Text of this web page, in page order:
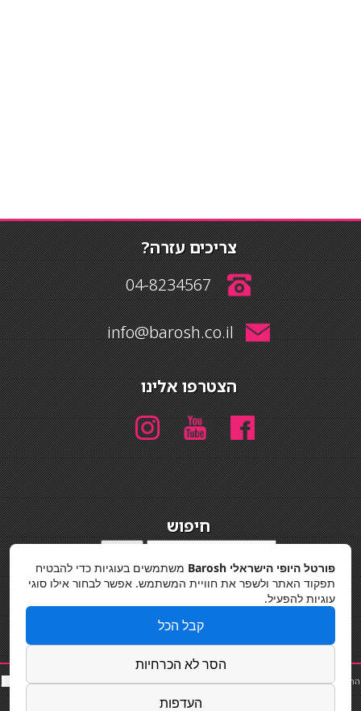
צריכים עזרה?
04-8234567
info@barosh.co.il
הצטרפו אלינו
חיפוש
מדיניות פרטיות
החלקות שיער|תאורה לבית|פאות ותוספות שיער|נייל סטודיו|תוספות שיער|שף פרטי|כ
סאות
פורטל היופי הישראלי Barosh
משתמשים בעוגיות כדי להבטיח
תפקוד האתר ולשפר את חוויית המשתמש. אפשר לבחור אילו סוגי
עוגיות להפעיל.
קבל הכל
הסר לא הכרחיות
העדפות